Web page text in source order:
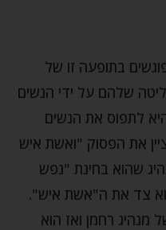
בתופעה זו של
שלהם על ידי הנשים
לתפוס את הנשים
את הפסוק "ואשת איש
שהוא בחינת "נפש
צד את ה"אשת איש".
רחמן ואז הוא